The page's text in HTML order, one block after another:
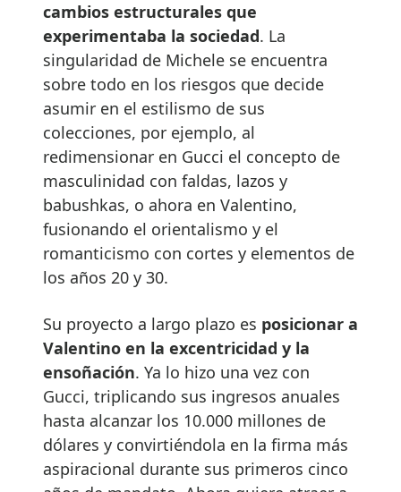
cambios estructurales que
experimentaba la sociedad. La
singularidad de Michele se encuentra
sobre todo en los riesgos que decide
asumir en el estilismo de sus
colecciones, por ejemplo, al
redimensionar en Gucci el concepto de
masculinidad con faldas, lazos y
babushkas, o ahora en Valentino,
fusionando el orientalismo y el
romanticismo con cortes y elementos de
los años 20 y 30.
Su proyecto a largo plazo es posicionar a
Valentino en la excentricidad y la
ensoñación. Ya lo hizo una vez con
Gucci, triplicando sus ingresos anuales
hasta alcanzar los 10.000 millones de
dólares y convirtiéndola en la firma más
aspiracional durante sus primeros cinco